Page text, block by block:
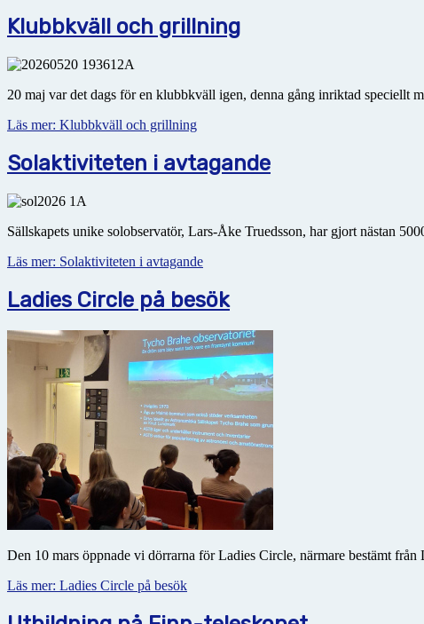
Klubbkväll och grillning
20 maj var det dags för en klubbkväll igen, denna gång inriktad speciellt
Läs mer: Klubbkväll och grillning
Solaktiviteten i avtagande
Sällskapets unike solobservatör, Lars-Åke Truedsson, har gjort nästan
Läs mer: Solaktiviteten i avtagande
Ladies Circle på besök
Den 10 mars öppnade vi dörrarna för Ladies Circle, närmare bestämt
Läs mer: Ladies Circle på besök